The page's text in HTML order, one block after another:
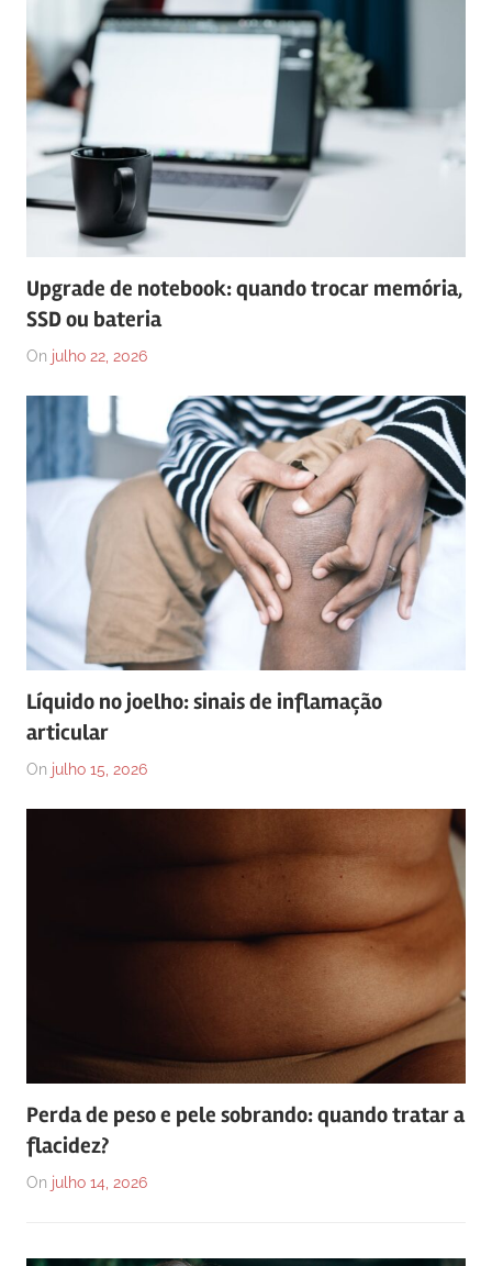
Upgrade de notebook: quando trocar memória,
SSD ou bateria
On julho 22, 2026
Líquido no joelho: sinais de inflamação
articular
On julho 15, 2026
Perda de peso e pele sobrando: quando tratar a
flacidez?
On julho 14, 2026